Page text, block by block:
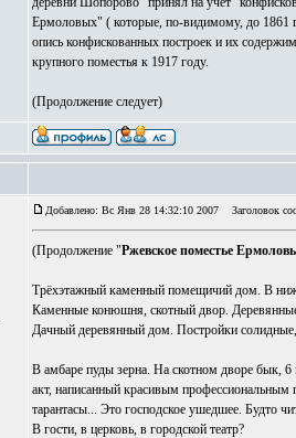
Ермоловых" ( которые, по-видимому, до 1861
опись конфискованных построек и их
крупного поместья к 1917 году.
(Продолжение следует)
Добавлено: Вс Янв 28 14:32:10 2007 Заголовок
(Продолжение "Ржевское поместье
Трёхэтажный каменный помещичий дом. В
Каменные конюшня, скотный двор.
Дачный деревянный дом. Постройки
В амбаре пуды зерна. На скотном дворе бык,
акт, написанный красивым профессиональным
тарантасы... Это господское ушедшее. Будто
В гости, в церковь, в городской театр?